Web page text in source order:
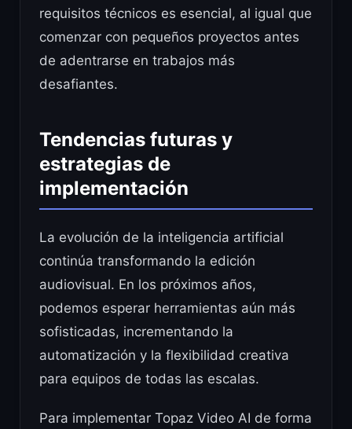
requisitos técnicos es esencial, al igual que
comenzar con pequeños proyectos antes
de adentrarse en trabajos más
desafiantes.
Tendencias futuras y
estrategias de
implementación
La evolución de la inteligencia artificial
continúa transformando la edición
audiovisual. En los próximos años,
podemos esperar herramientas aún más
sofisticadas, incrementando la
automatización y la flexibilidad creativa
para equipos de todas las escalas.
Para implementar Topaz Video AI de forma